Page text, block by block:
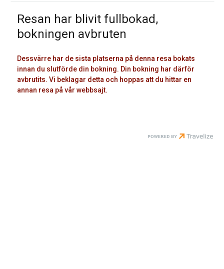
Resan har blivit fullbokad,
bokningen avbruten
Dessvärre har de sista platserna på denna resa bokats
innan du slutförde din bokning. Din bokning har därför
avbrutits. Vi beklagar detta och hoppas att du hittar en
annan resa på vår webbsajt.